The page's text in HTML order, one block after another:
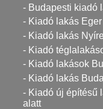
- Budapesti kiadó
- Kiadó lakás Eger
- Kiadó lakás
- Kiadó
- Kiadó lakások
- Kiadó lakás
- Kiadó új építésű
alatt